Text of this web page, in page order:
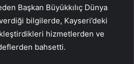
Başkan Büyükkılıç Dünya
bilgilerde, Kayseri’deki
hizmetlerden ve
bahsetti.